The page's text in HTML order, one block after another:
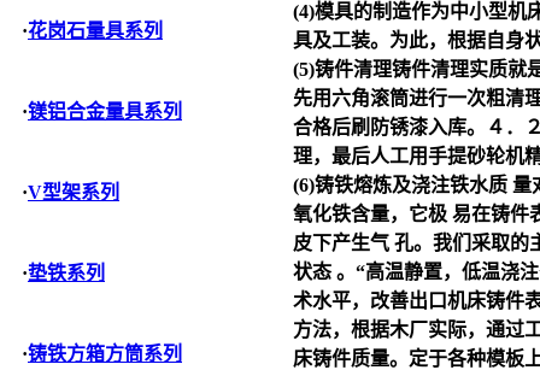
·花岗石量具系列
·镁铝合金量具系列
·V型架系列
·垫铁系列
·铸铁方箱方筒系列
(4)模具的制造作为中小型机
具及工装。为此，根据自身
(5)铸件清理铸件清理实质就
先用六角滚筒进行一次粗清
合格后刷防锈漆入库。４．
理，最后人工用手提砂轮机
(6)铸铁熔炼及浇注铁水质
氧化铁含量，它极 易在铸件
皮下产生气 孔。我们采取的
状态 。“高温静置，低温浇
术水平，改善出口机床铸件
方法，根据木厂实际，通过
床铸件质量。定于各种模板